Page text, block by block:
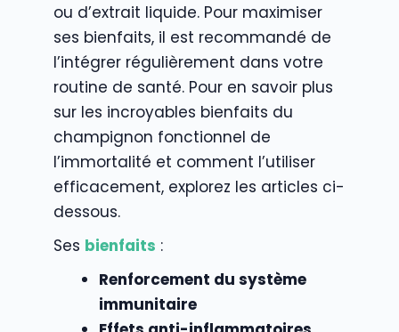
ou d’extrait liquide. Pour maximiser
ses bienfaits, il est recommandé de
l’intégrer régulièrement dans votre
routine de santé. Pour en savoir plus
sur les incroyables bienfaits du
champignon fonctionnel de
l’immortalité et comment l’utiliser
efficacement, explorez les articles ci-
dessous.
Ses bienfaits :
Renforcement du système
immunitaire